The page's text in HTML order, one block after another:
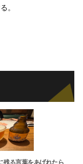
。
残る言葉をあげれたら